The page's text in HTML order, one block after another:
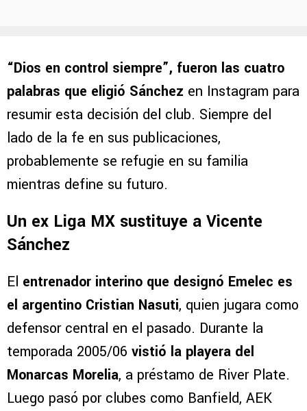
“Dios en control siempre”, fueron las cuatro
palabras que eligió Sánchez en Instagram para
resumir esta decisión del club. Siempre del
lado de la fe en sus publicaciones,
probablemente se refugie en su familia
mientras define su futuro.
Un ex Liga MX sustituye a Vicente
Sánchez
El entrenador interino que designó Emelec es
el argentino Cristian Nasuti, quien jugara como
defensor central en el pasado. Durante la
temporada 2005/06 vistió la playera del
Monarcas Morelia, a préstamo de River Plate.
Luego pasó por clubes como Banfield, AEK